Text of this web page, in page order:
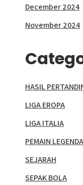
December 2024
November 2024
HASIL
LIGA EROPA
LIGA ITALIA
PEMAIN LEGENDA
SEJARAH
SEPAK BOLA